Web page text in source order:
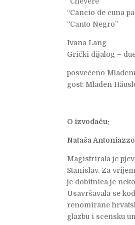
“Cancio de cuna
“Canto Negro”
Ivana Lang
Grički dijalog –
posvećeno
gost: Mladen
O izvođaču:
Nataša Antoniazzo
Magistrirala je
Stanislav. Za
je dobitnica je
Usavršavala se
renomirane
glazbu i scensku